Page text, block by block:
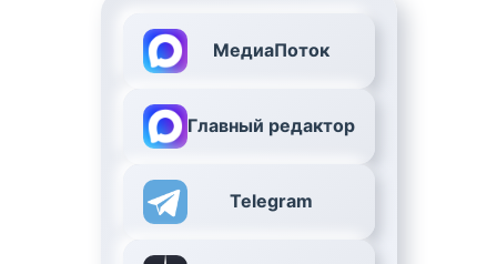
МедиаПоток
Главный редактор
Telegram